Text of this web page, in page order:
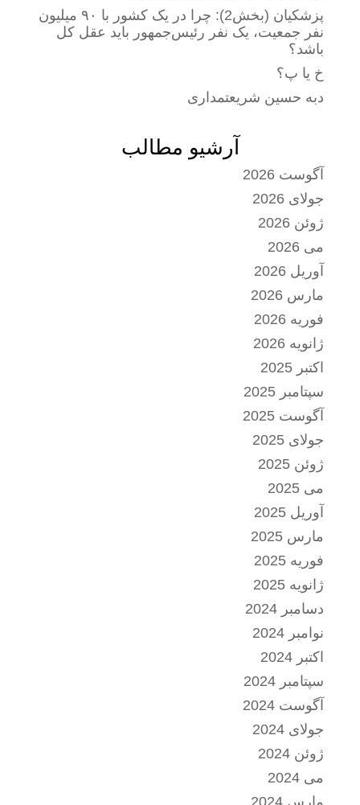
پزشکیان (بخش2): چرا در یک کشور با ۹۰ میلیون
نفر جمعیت، یک نفر رئیس‌جمهور باید عقل کل
باشد؟
خ یا پ؟
دبه حسین شریعتمداری
آرشیو مطالب
آگوست 2026
جولای 2026
ژوئن 2026
می 2026
آوریل 2026
مارس 2026
فوریه 2026
ژانویه 2026
اکتبر 2025
سپتامبر 2025
آگوست 2025
جولای 2025
ژوئن 2025
می 2025
آوریل 2025
مارس 2025
فوریه 2025
ژانویه 2025
دسامبر 2024
نوامبر 2024
اکتبر 2024
سپتامبر 2024
آگوست 2024
جولای 2024
ژوئن 2024
می 2024
مارس 2024